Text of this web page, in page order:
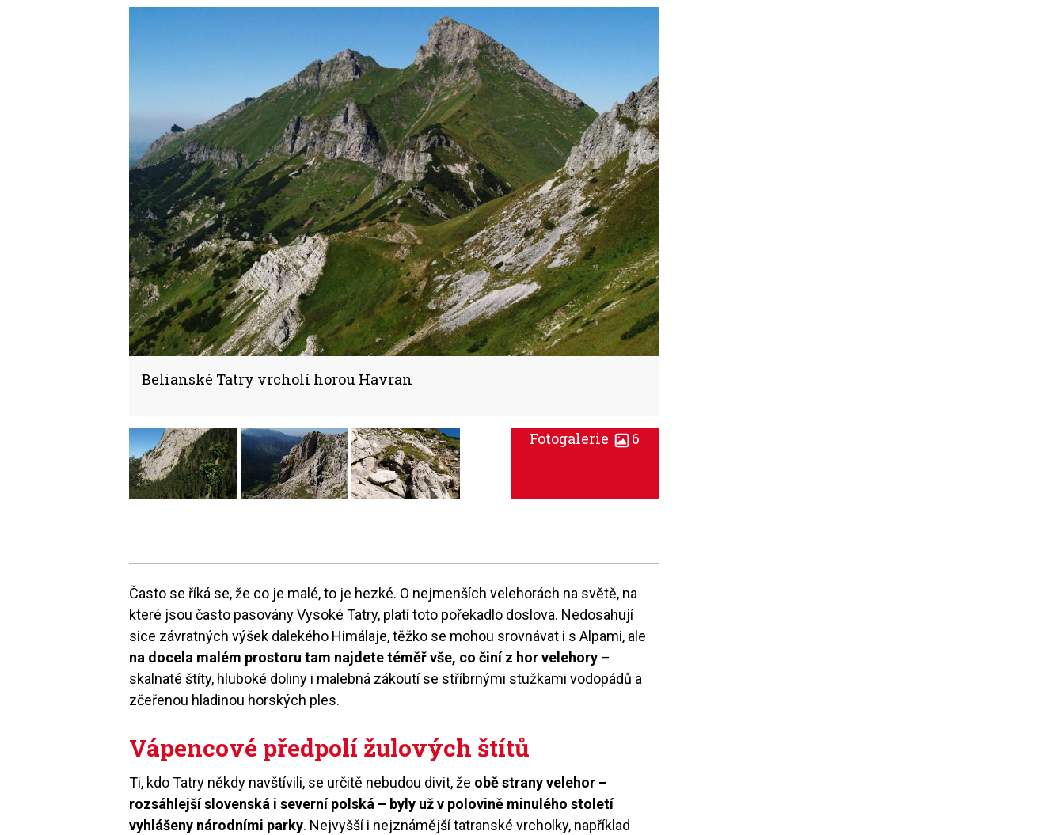
Belianské Tatry vrcholí horou Havran
Fotogalerie 6
Často se říká se, že co je malé, to je hezké. O nejmenších velehorách na světě, na
které jsou často pasovány Vysoké Tatry, platí toto pořekadlo doslova. Nedosahují
sice závratných výšek dalekého Himálaje, těžko se mohou srovnávat i s Alpami, ale
na docela malém prostoru tam najdete téměř vše, co činí z hor velehory –
skalnaté štíty, hluboké doliny i malebná zákoutí se stříbrnými stužkami vodopádů a
zčeřenou hladinou horských ples.
Vápencové předpolí žulových štítů
Ti, kdo Tatry někdy navštívili, se určitě nebudou divit, že obě strany velehor –
rozsáhlejší slovenská i severní polská – byly už v polovině minulého století
vyhlášeny národními parky. Nejvyšší i nejznámější tatranské vrcholky, například